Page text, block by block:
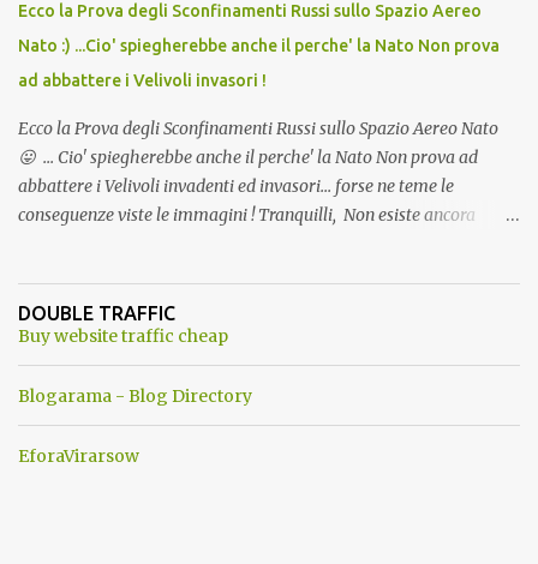
Ecco la Prova degli Sconfinamenti Russi sullo Spazio Aereo
Nato :) ...Cio' spiegherebbe anche il perche' la Nato Non prova
ad abbattere i Velivoli invasori !
Ecco la Prova degli Sconfinamenti Russi sullo Spazio Aereo Nato
😛 ... Cio' spiegherebbe anche il perche' la Nato Non prova ad
abbattere i Velivoli invadenti ed invasori... forse ne teme le
conseguenze viste le immagini ! Tranquilli, Non esiste ancora
ancora una fantasia Nato o forse una "False Flag", per provocare
una guerra mondiale che difficilmente da menti sane, potrebbe
DOUBLE TRAFFIC
Buy website traffic cheap
Blogarama - Blog Directory
EforaVirarsow